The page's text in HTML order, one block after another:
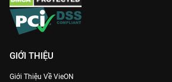
GIỚI THIỆU
Giới Thiệu Về VieON